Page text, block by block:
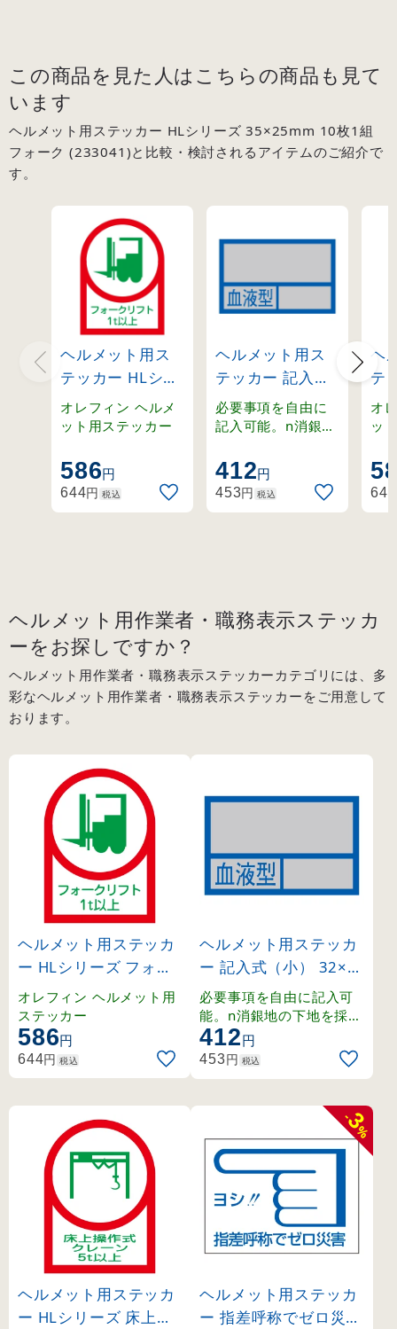
この商品を見た人はこちらの商品も見て
います
ヘルメット用ステッカー HLシリーズ 35×25mm 10枚1組
フォーク (233041)と比較・検討されるアイテムのご紹介で
す。
ヘルメット用ス
テッカー HLシリ
ーズ フォークリ
フト1t以上
オレフィン ヘルメ
ット用ステッカー
586円
644円 税込
ヘルメット用ス
テッカー 記入式
（小）
32×50mm 血液
必要事項を自由に
記入可能。n消銀地
ステッカー。
412円
453円 税込
ヘ
テ
ー
ク
オレ
ッ
644
ヘルメット用作業者・職務表示ステッカ
ーをお探しですか？
ヘルメット用作業者・職務表示ステッカーカテゴリには、多
彩なヘルメット用作業者・職務表示ステッカーをご用意して
おります。
ヘルメット用ステッカ
ー HLシリーズ フォー
クリフト1t以上 (2331
12)
オレフィン ヘルメット用
ステッカー
586円
644円 税込
ヘルメット用ステッカ
ー 記入式（小） 32×5
0mm 血液型 (233100)
必要事項を自由に記入可
能。n消銀地の下地を採用
したステッカー。
412円
453円 税込
ヘルメット用ステッカ
ー HLシリーズ 床上操
-
3
%
ヘルメット用ステッカ
ー 指差呼称でゼロ災害